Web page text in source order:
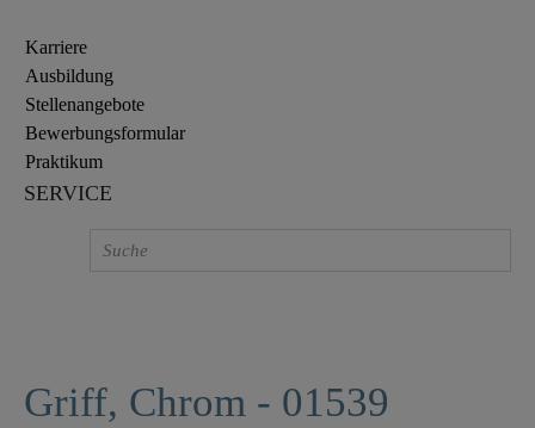
Karriere
Ausbildung
Stellenangebote
Bewerbungsformular
Praktikum
SERVICE
Griff, Chrom - 01539